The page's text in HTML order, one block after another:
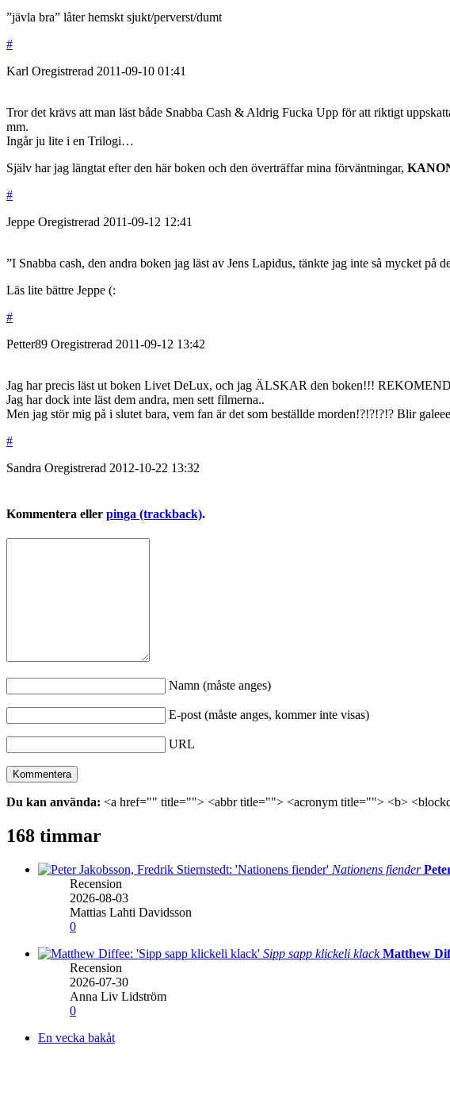
”jävla bra” låter hemskt sjukt/perverst/dumt
#
Karl Oregistrerad 2011-09-10 01:41
Tror det krävs att man läst både Snabba Cash & Aldrig Fucka Upp för att riktigt
mm.
Ingår ju lite i en Trilogi…
Själv har jag längtat efter den här boken och den överträffar mina förväntningar,
#
Jeppe Oregistrerad 2011-09-12 12:41
”I Snabba cash, den andra boken jag läst av Jens Lapidus, tänkte jag inte så mycket
Läs lite bättre Jeppe (:
#
Petter89 Oregistrerad 2011-09-12 13:42
Jag har precis läst ut boken Livet DeLux, och jag ÄLSKAR den boken!!!
Jag har dock inte läst dem andra, men sett filmerna..
Men jag stör mig på i slutet bara, vem fan är det som beställde morden!?!?!?!? Blir
#
Sandra Oregistrerad 2012-10-22 13:32
Kommentera eller pinga (trackback).
Namn (måste anges)
E-post (måste anges, kommer inte visas)
URL
Du kan använda: <a href="" title=""> <abbr title=""> <acronym title=""> <b>
168 timmar
Nationens fiender
Recension
2026-08-03
Mattias Lahti Davidsson
0
Sipp sapp klickeli klack Matthew
Recension
2026-07-30
Anna Liv Lidström
0
En vecka bakåt